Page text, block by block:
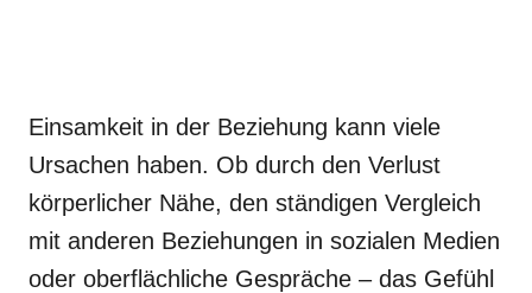
Einsamkeit in der Beziehung kann viele
Ursachen haben. Ob durch den Verlust
körperlicher Nähe, den ständigen Vergleich
mit anderen Beziehungen in sozialen Medien
oder oberflächliche Gespräche – das Gefühl